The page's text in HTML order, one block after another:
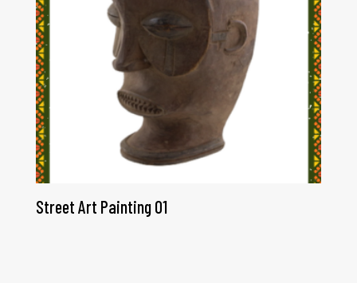
Street Art Painting 01